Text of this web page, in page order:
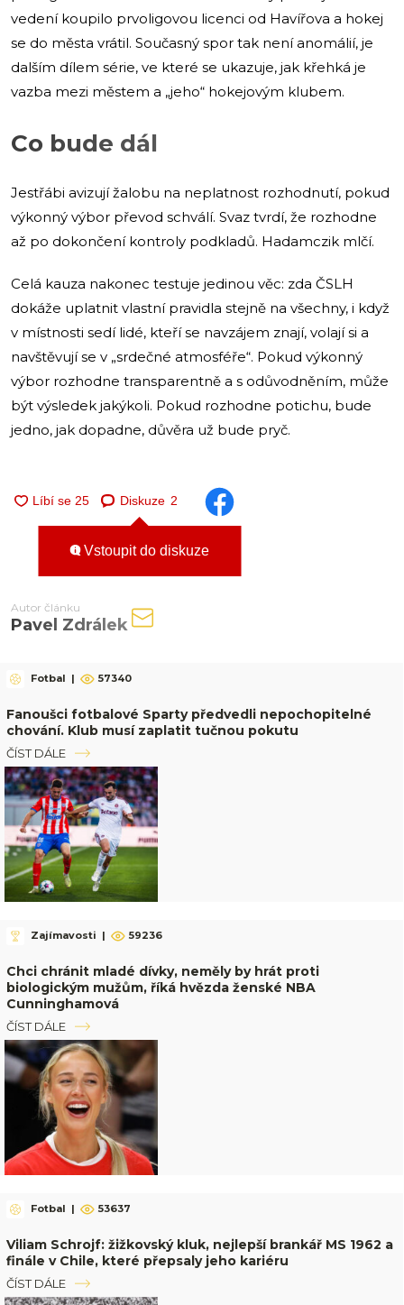
vedení koupilo prvoligovou licenci od Havířova a hokej
se do města vrátil. Současný spor tak není anomálií, je
dalším dílem série, ve které se ukazuje, jak křehká je
vazba mezi městem a „jeho“ hokejovým klubem.
Co bude dál
Jestřábi avizují žalobu na neplatnost rozhodnutí, pokud
výkonný výbor převod schválí. Svaz tvrdí, že rozhodne
až po dokončení kontroly podkladů. Hadamczik mlčí.
Celá kauza nakonec testuje jedinou věc: zda ČSLH
dokáže uplatnit vlastní pravidla stejně na všechny, i když
v místnosti sedí lidé, kteří se navzájem znají, volají si a
navštěvují se v „srdečné atmosféře“. Pokud výkonný
výbor rozhodne transparentně a s odůvodněním, může
být výsledek jakýkoli. Pokud rozhodne potichu, bude
jedno, jak dopadne, důvěra už bude pryč.
Diskuze 2
Vstoupit do diskuze
Autor článku
Pavel Zdrálek
Fotbal | 57340
Fanoušci fotbalové Sparty předvedli nepochopitelné
chování. Klub musí zaplatit tučnou pokutu
ČÍST DÁLE
Zajímavosti | 59236
Chci chránit mladé dívky, neměly by hrát proti
biologickým mužům, říká hvězda ženské NBA
Cunninghamová
ČÍST DÁLE
Fotbal | 53637
Viliam Schrojf: žižkovský kluk, nejlepší brankář MS 1962 a
finále v Chile, které přepsaly jeho kariéru
ČÍST DÁLE